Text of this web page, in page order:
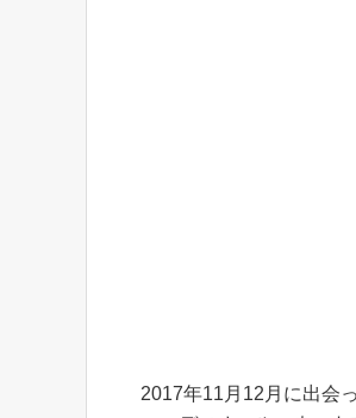
2017年11月12月に出会